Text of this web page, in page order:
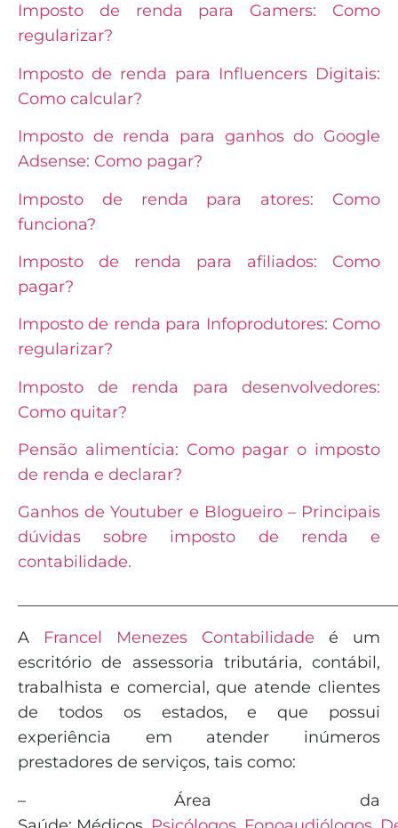
Imposto de renda para Gamers: Como
regularizar?
Imposto de renda para Influencers Digitais:
Como calcular?
Imposto de renda para ganhos do Google
Adsense: Como pagar?
Imposto de renda para atores: Como
funciona?
Imposto de renda para afiliados: Como
pagar?
Imposto de renda para Infoprodutores: Como
regularizar?
Imposto de renda para desenvolvedores:
Como quitar?
Pensão alimentícia: Como pagar o imposto
de renda e declarar?
Ganhos de Youtuber e Blogueiro – Principais
dúvidas sobre imposto de renda e
contabilidade.
A Francel Menezes Contabilidade é um
escritório de assessoria tributária, contábil,
trabalhista e comercial, que atende clientes
de todos os estados, e que possui
experiência em atender inúmeros
prestadores de serviços, tais como:
– Área da